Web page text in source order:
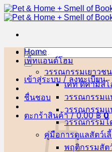
ข้าม
ไป
เนื้อหา
ค้นหา:
เข้าสู่ระบบ / ลงทะเบียน
ชื่นชอบ
ตะกร้าสินค้า /0.00฿ 0
Home
เพ็ทแอนด์โฮม
วรรณกรรมเยาวชน
เคท ดิคามิลโ
วรรณกรรมแ
วรรณกรรมแ
วรรณกรรมโ
คู่มือการดูแลสัตว์เลี้
พฤติกรรมสัต